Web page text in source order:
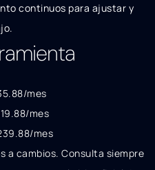
continuos para ajustar y
mes
mes
mes
a cambios. Consulta siempre